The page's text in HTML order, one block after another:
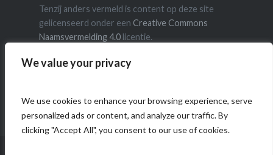
We value your privacy
We use cookies to enhance your browsing experience, serve
personalized ads or content, and analyze our traffic. By
clicking "Accept All", you consent to our use of cookies.
Tenzij anders vermeld is content op deze site
gelicenseerd onder een Creative Commons
Naamsvermelding 4.0licentie.